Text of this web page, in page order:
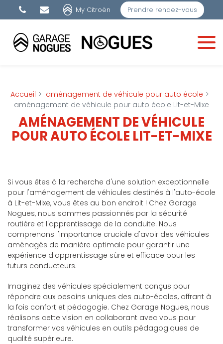
My Citroën Prendre rendez-vous
Accueil
aménagement de véhicule pour auto école
aménagement de véhicule pour auto école Lit-et-Mixe
AMÉNAGEMENT DE VÉHICULE
POUR AUTO ÉCOLE LIT-ET-MIXE
Si vous êtes à la recherche d'une solution exceptionnelle
pour l'aménagement de véhicules destinés à l'auto-école
à Lit-et-Mixe, vous êtes au bon endroit ! Chez Garage
Nogues, nous sommes passionnés par la sécurité
routière et l'apprentissage de la conduite. Nous
comprenons l'importance cruciale d'avoir des véhicules
aménagés de manière optimale pour garantir une
expérience d'apprentissage sûre et efficace pour les
futurs conducteurs.
Imaginez des véhicules spécialement conçus pour
répondre aux besoins uniques des auto-écoles, offrant à
la fois confort et pédagogie. Chez Garage Nogues, nous
réalisons cette vision en collaborant avec vous pour
transformer vos véhicules en outils pédagogiques de
qualité supérieure.
Panneau de gestion des cookies